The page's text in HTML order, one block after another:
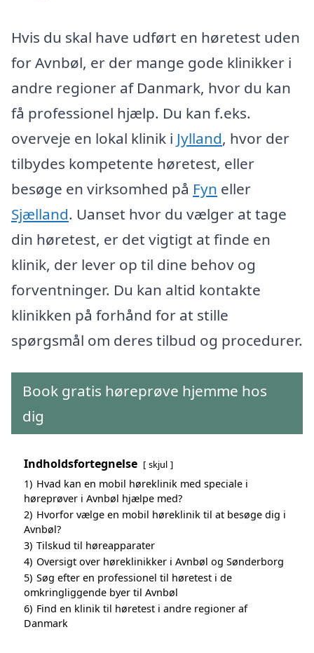
Hvis du skal have udført en høretest uden
for Avnbøl, er der mange gode klinikker i
andre regioner af Danmark, hvor du kan
få professionel hjælp. Du kan f.eks.
overveje en lokal klinik i Jylland, hvor der
tilbydes kompetente høretest, eller
besøge en virksomhed på Fyn eller
Sjælland. Uanset hvor du vælger at tage
din høretest, er det vigtigt at finde en
klinik, der lever op til dine behov og
forventninger. Du kan altid kontakte
klinikken på forhånd for at stille
spørgsmål om deres tilbud og procedurer.
Book gratis høreprøve hjemme hos
dig
Indholdsfortegnelse skjul
1) Hvad kan en mobil høreklinik med speciale i
høreprøver i Avnbøl hjælpe med?
2) Hvorfor vælge en mobil høreklinik til at besøge dig i
Avnbøl?
3) Tilskud til høreapparater
4) Oversigt over høreklinikker i Avnbøl og Sønderborg
5) Søg efter en professionel til høretest i de
omkringliggende byer til Avnbøl
6) Find en klinik til høretest i andre regioner af
Danmark